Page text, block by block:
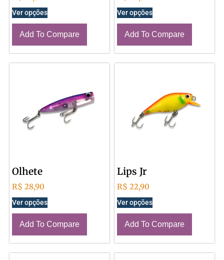
Ver opções
Add To Compare
Ver opções
Add To Compare
Olhete
R$ 28,90
Ver opções
Add To Compare
Lips Jr
R$ 22,90
Ver opções
Add To Compare